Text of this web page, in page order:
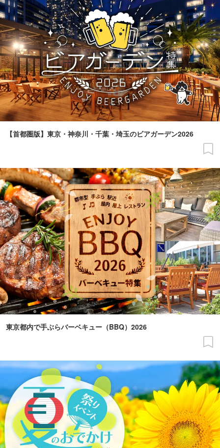
【首都圏版】東京・神奈川・千葉・埼玉のビアガーデン2026
東京都内で手ぶらバーベキュー（BBQ）2026